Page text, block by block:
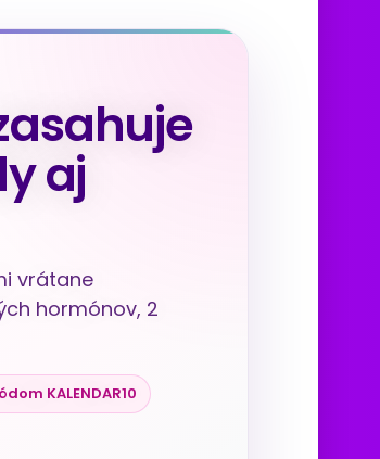
aj
vrátane
hormónov, 2
KALENDAR10